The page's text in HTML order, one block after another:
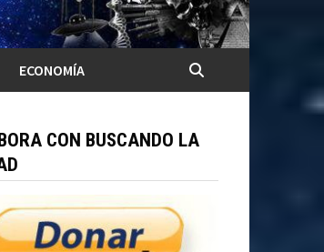
ECONOMÍA
CON BUSCANDO LA